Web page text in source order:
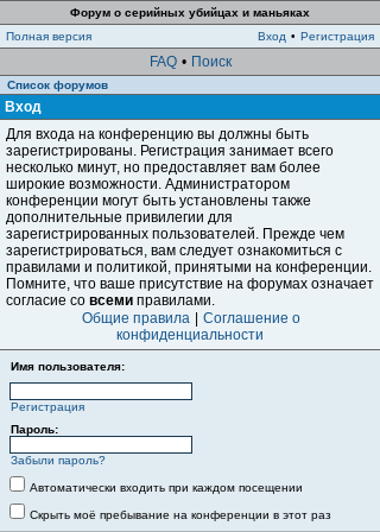
Форум о серийных убийцах и маньяках
Полная версия
Вход • Регистрация
FAQ • Поиск
Список форумов
Вход
Для входа на конференцию вы должны быть
зарегистрированы. Регистрация занимает всего
несколько минут, но предоставляет вам более
широкие возможности. Администратором
конференции могут быть установлены также
дополнительные привилегии для
зарегистрированных пользователей. Прежде чем
зарегистрироваться, вам следует ознакомиться с
правилами и политикой, принятыми на конференции.
Помните, что ваше присутствие на форумах означает
согласие со всеми правилами.
Общие правила
Соглашение о
конфиденциальности
Имя пользователя:
Регистрация
Пароль:
Забыли пароль?
Автоматически входить при каждом посещении
Скрыть моё пребывание на конференции в этот раз